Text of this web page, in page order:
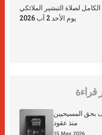
لصلاة التبشير الملائكي
يوم الأحد 2 آب 2026
قراءة
بحق المسيحيين
منذ عقود